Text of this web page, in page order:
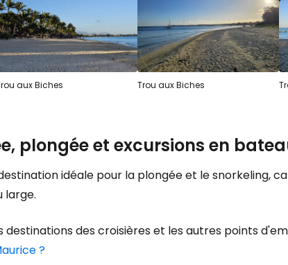
aux Biches Trou aux Biches
plongée et excursions en
idéale pour la plongée et le snorkeling,
large.
destinations des croisières et les autres points
?